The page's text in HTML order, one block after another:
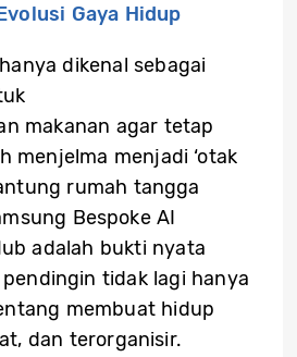
Gaya Hidup
dikenal sebagai
makanan agar tetap
menjelma menjadi ‘otak
rumah tangga
Bespoke AI
adalah bukti nyata
tidak lagi hanya
membuat hidup
dan terorganisir.